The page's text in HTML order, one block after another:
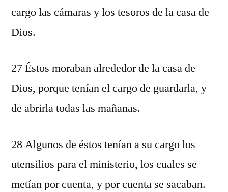
cargo las cámaras y los tesoros de la casa de
Dios.
27 Éstos moraban alrededor de la casa de
Dios, porque tenían el cargo de guardarla, y
de abrirla todas las mañanas.
28 Algunos de éstos tenían a su cargo los
utensilios para el ministerio, los cuales se
metían por cuenta, y por cuenta se sacaban.